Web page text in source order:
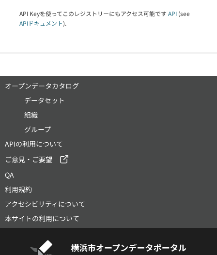
API Keyを使ってこのレジストリーにもアクセス可能です API (see
APIドキュメント).
オープンデータカタログ
データセット
組織
グループ
APIの利用について
ご意見・ご要望
QA
利用規約
アクセシビリティについて
本サイトの利用について